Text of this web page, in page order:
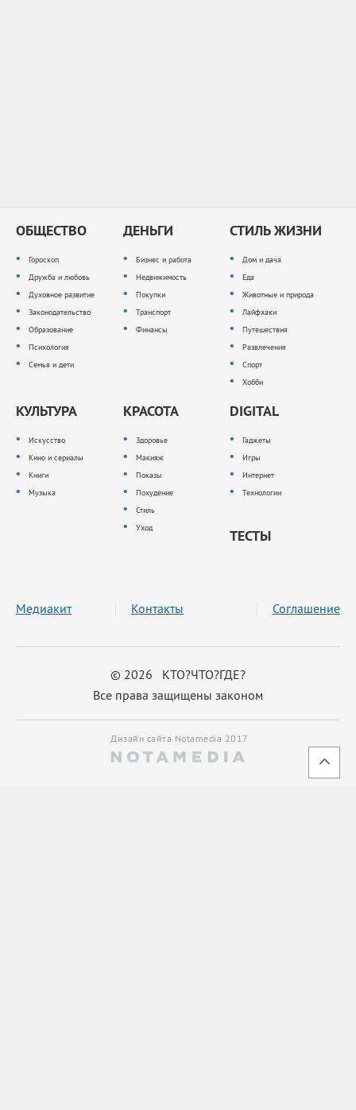
ОБЩЕСТВО
Гороскоп
Дружба и любовь
Духовное развитие
Законодательство
Образование
Психология
Семья и дети
ДЕНЬГИ
Бизнес и работа
Недвижимость
Покупки
Транспорт
Финансы
СТИЛЬ ЖИЗНИ
Дом и дача
Еда
Животные и природа
Лайфхаки
Путешествия
Развлечения
Спорт
Хобби
КУЛЬТУРА
Искусство
Кино и сериалы
Книги
Музыка
КРАСОТА
Здоровье
Макияж
Показы
Похудение
Стиль
Уход
DIGITAL
Гаджеты
Игры
Интернет
Технологии
ТЕСТЫ
© 2026 КТО?ЧТО?ГДЕ?
Все права защищены законом
Медиакит Контакты Соглашение
Дизайн сайта Notamedia 2017